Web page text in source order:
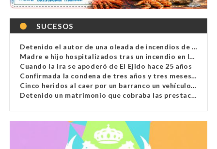
SUCESOS
Detenido el autor de una oleada de incendios de contenedores en Almería
Madre e hijo hospitalizados tras un incendio en la cocina de una vivienda en Almería
Cuando la ira se apoderó de El Ejido hace 25 años
Confirmada la condena de tres años y tres meses al hombre de Antas acusado de xenofobia
Cinco heridos al caer por un barranco un vehículo en Alcolea
Detenido un matrimonio que cobraba las prestaciones de ilegales en Almería, Granada, Málaga, Huelva y Murcia